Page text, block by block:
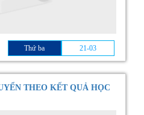
Thứ ba 21-03